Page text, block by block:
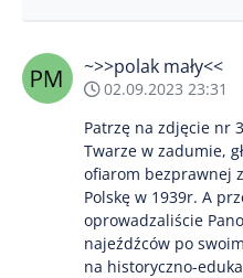
~>>polak mały<<
02.09.2023 23:31
Patrzę na zdjęcie nr
Twarze w zadumie,
ofiarom bezprawnej
Polskę w 1939r. A
oprowadzaliście
najeźdźców po
na historyczno-